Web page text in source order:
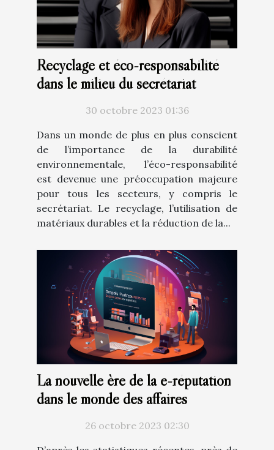
Recyclage et éco-responsabilité
dans le milieu du secrétariat
30 octobre 2023 01:36
Dans un monde de plus en plus conscient
de l’importance de la durabilité
environnementale, l’éco-responsabilité
est devenue une préoccupation majeure
pour tous les secteurs, y compris le
secrétariat. Le recyclage, l’utilisation de
matériaux durables et la réduction de la...
La nouvelle ère de la e-réputation
dans le monde des affaires
26 octobre 2023 02:30